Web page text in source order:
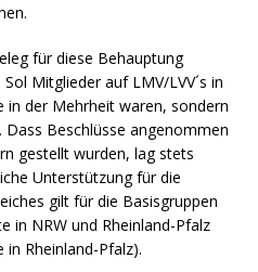
für diese Behauptung
Mitglieder auf LMV/LVV´s in
in der Mehrheit waren, sondern
Beschlüsse angenommen
gestellt wurden, lag stets
Unterstützung für die
gilt für die Basisgruppen
in NRW und Rheinland-Pfalz
Rheinland-Pfalz).